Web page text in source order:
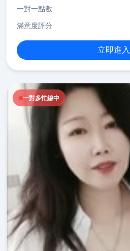
一對一點數
滿意度評分
立即進入
一對多忙線中